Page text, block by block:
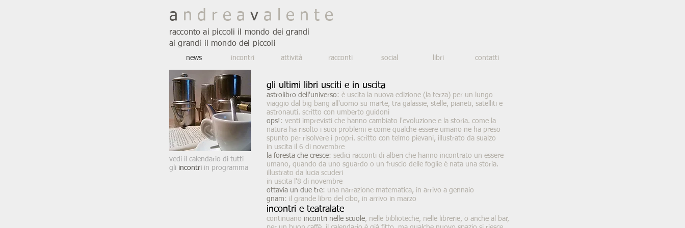
a n d r e a v a l e n t e
racconto ai piccoli il mondo dei grandi
ai grandi il mondo dei piccoli
news incontri attività racconti social libri contatti
vedi il calendario di tutti
gli incontri in programma
gli ultimi libri usciti e in uscita
astrolibro dell'universo: è uscita la nuova edizione (la terza) per un lungo
viaggio dal big bang all'uomo su marte, tra galassie, stelle, pianeti, satelliti e
astronauti. scritto con umberto guidoni
ops! : venti imprevisti che hanno cambiato l'evoluzione e la storia. come la
natura ha risolto i suoi problemi e come qualche essere umano ne ha preso
spunto per risolvere i propri. scritto con telmo pievani, illustrato da sualzo
in uscita il 6 di novembre
la foresta che cresce: sedici racconti di alberi che hanno incontrato un essere
umano, quando da uno sguardo o un fruscio delle foglie è nata una storia.
illustrato da lucia scuderi
in uscita l'8 di novembre
ottavia un due tre: una narrazione matematica, in arrivo a gennaio
gnam: il grande libro del cibo, in arrivo in marzo
incontri e teatralate
continuano incontri nelle scuole, nelle biblioteche, nelle librerie, o anche al bar,